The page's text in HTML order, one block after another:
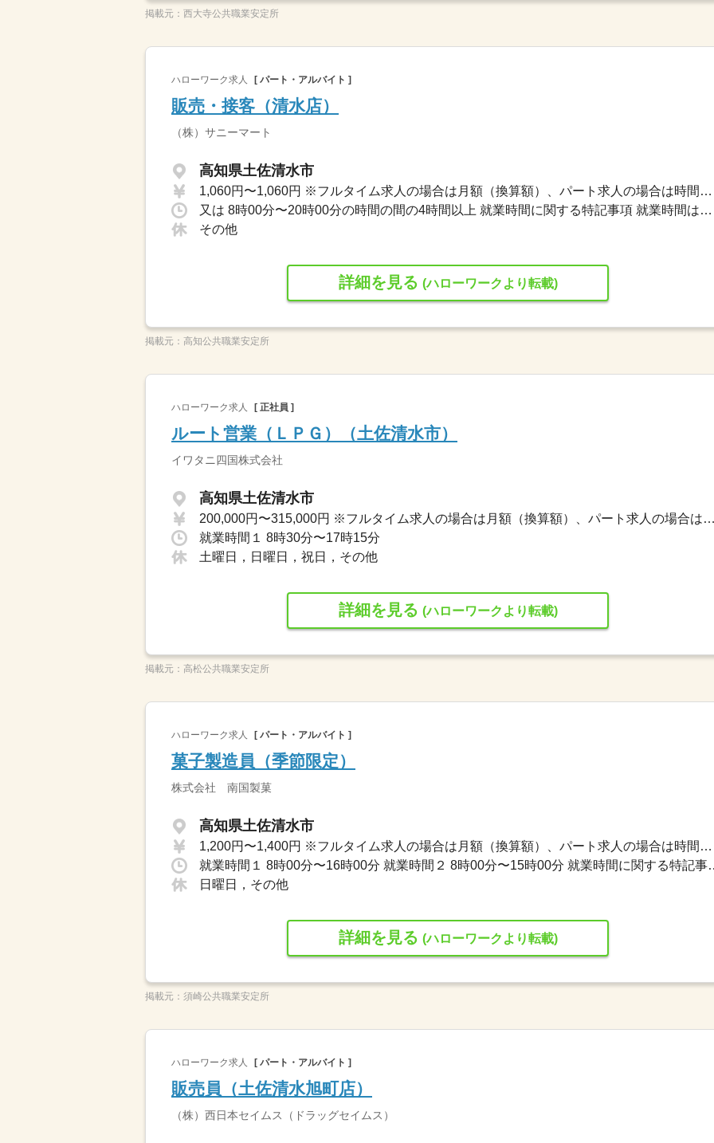
掲載元： 西大寺公共職業安定所
ハローワーク求人 [ パート・アルバイト ]
販売・接客（清水店）
（株）サニーマート
高知県土佐清水市
1,060円〜1,060円 ※フルタイム求人の場合は月額（換算額）、パート求人の場合は時間額を表示しています。
又は 8時00分〜20時00分の時間の間の4時間以上 就業時間に関する特記事項 就業時間は相談により決定します。
その他
詳細を見る (ハローワークより転載)
掲載元： 高知公共職業安定所
ハローワーク求人 [ 正社員 ]
ルート営業（ＬＰＧ）（土佐清水市）
イワタニ四国株式会社
高知県土佐清水市
200,000円〜315,000円 ※フルタイム求人の場合は月額（換算額）、パート求人の場合は時間額を表示しています。
就業時間１ 8時30分〜17時15分
土曜日，日曜日，祝日，その他
詳細を見る (ハローワークより転載)
掲載元： 高松公共職業安定所
ハローワーク求人 [ パート・アルバイト ]
菓子製造員（季節限定）
株式会社 南国製菓
高知県土佐清水市
1,200円〜1,400円 ※フルタイム求人の場合は月額（換算額）、パート求人の場合は時間額を表示しています。
就業時間１ 8時00分〜16時00分 就業
日曜日，その他
詳細を見る (ハローワークより転載)
掲載元： 須崎公共職業安定所
ハローワーク求人 [ パート・アルバイト ]
販売員（土佐清水旭町店）
（株）西日本セイムス（ドラッグセイムス）